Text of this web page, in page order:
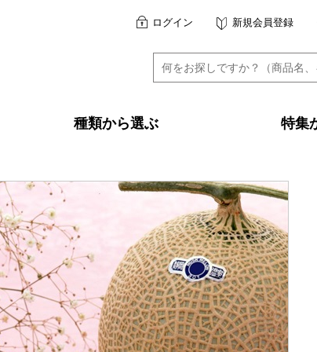
ログイン 新規会員登録
種類から選ぶ 特集